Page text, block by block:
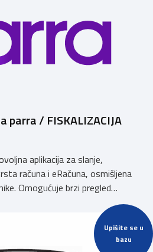
Upišite se u
bazu
parra / FISKALIZACIJA
aplikacija za slanje,
računa i eRačuna, osmišljena
Omogućuje brzi pregled
troškova. U svakom trenutku
račune, ponude, otpremnice i
samostalno — i doslovno